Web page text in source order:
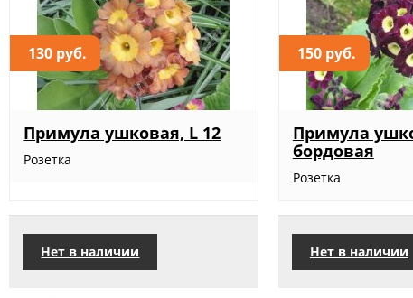
130 руб.
Примула ушковая, L 12
Розетка
Нет в наличии
150 руб.
Примула
бордовая
Розетка
Нет в наличии